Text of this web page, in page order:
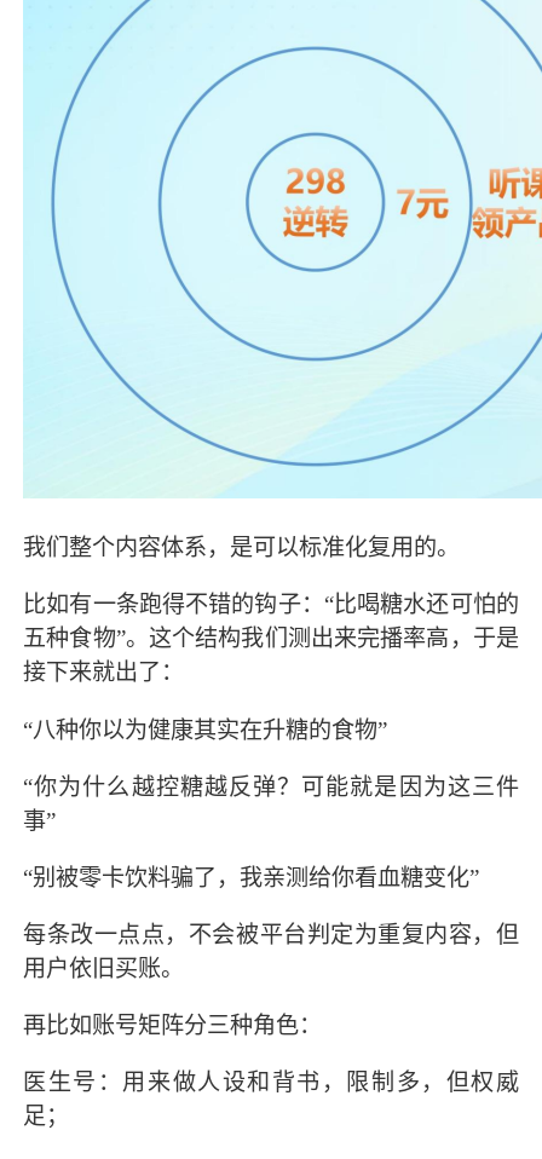
我们整个内容体系，是可以标准化复用的。
比如有一条跑得不错的钩子：“比喝糖水还可怕的
五种食物”。这个结构我们测出来完播率高，于是
接下来就出了：
“八种你以为健康其实在升糖的食物”
“你为什么越控糖越反弹？可能就是因为这三件
事”
“别被零卡饮料骗了，我亲测给你看血糖变化”
每条改一点点，不会被平台判定为重复内容，但
用户依旧买账。
再比如账号矩阵分三种角色：
医生号：用来做人设和背书，限制多，但权威
足；